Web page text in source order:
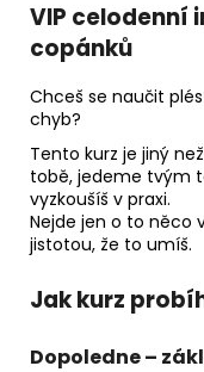
VIP celodenní
copánků
Chceš se naučit
chyb?
Tento kurz je jiný
tobě, jedeme tvým
vyzkoušíš v praxi.
Nejde jen o to něco
jistotou, že to umíš.
Jak kurz
Dopoledne –
e